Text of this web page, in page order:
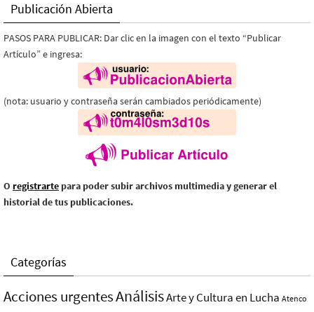
Publicación Abierta
PASOS PARA PUBLICAR: Dar clic en la imagen con el texto “Publicar
Artículo” e ingresa:
(nota: usuario y contraseña serán cambiados periódicamente)
O registrarte para poder subir archivos multimedia y generar el
historial de tus publicaciones.
Categorías
Acciones urgentesAnálisisArte y Cultura en Lucha Atenco